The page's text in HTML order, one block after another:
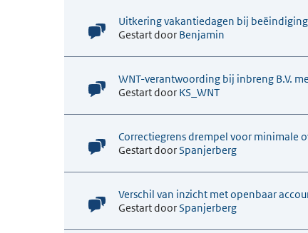
Uitkering vakantiedagen bij
Gestart door Benjamin
WNT-verantwoording bij inbreng B.V.
Gestart door KS_WNT
Correctiegrens drempel voor minimale
Gestart door Spanjerberg
Verschil van inzicht met openbaar
Gestart door Spanjerberg